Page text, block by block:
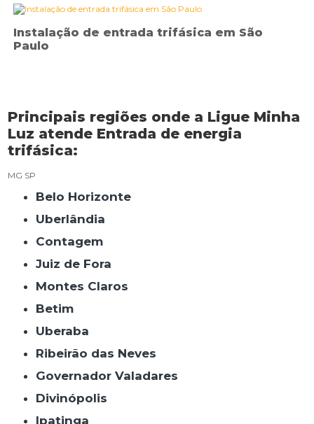
Instalação de entrada trifásica em São
Paulo
Principais regiões onde a Ligue Minha
Luz atende Entrada de energia
trifásica:
MG SP
Belo Horizonte
Uberlândia
Contagem
Juiz de Fora
Montes Claros
Betim
Uberaba
Ribeirão das Neves
Governador Valadares
Divinópolis
Ipatinga